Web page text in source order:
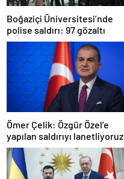
Boğaziçi Üniversitesi’nde
polise saldırı: 97 gözaltı
Ömer Çelik: Özgür Özel’e
yapılan saldırıyı lanetliyoruz